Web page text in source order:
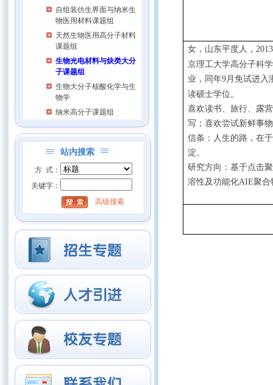
自组装仿生界面与纳米生
物医用材料课题组
天然生物医用高分子材料
课题组
生物光电材料与炔类大分
子课题组
生物大分子核酸化学与生
物学
纳米高分子课题组
站内搜索
方 式：
关键字：
高级搜索
女，山东平度人， 2013
京理工大学高分子科
业，同年9 月免试进入
读硕士学位。
喜欢读书、旅行、露
写；喜欢尝试新鲜事
信条：人生的路，在
淀。
研究方向：基于点击
溶性及功能化AIE聚合